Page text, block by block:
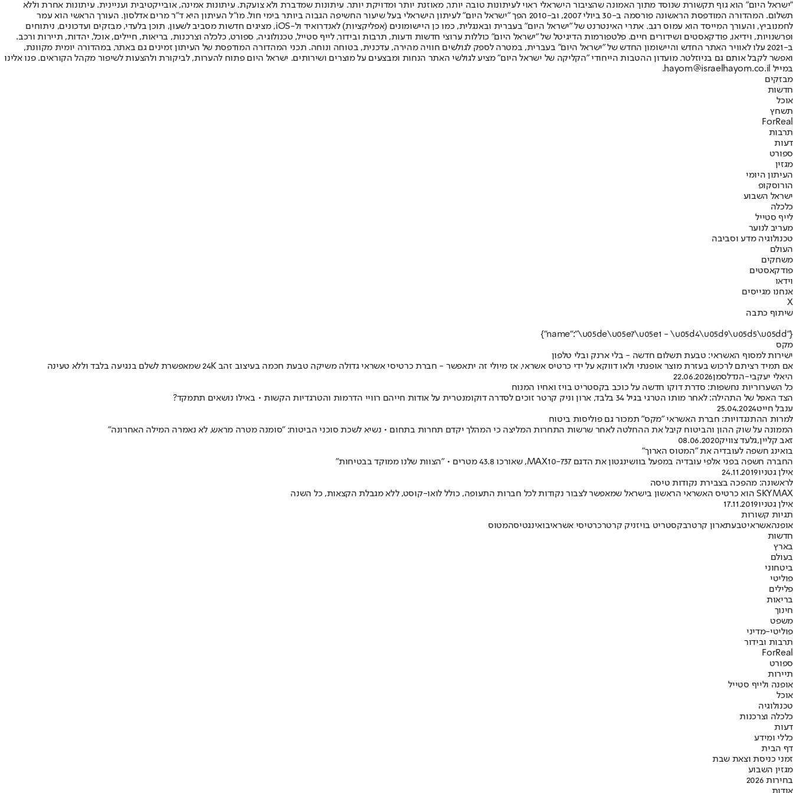
"ישראל היום" הוא גוף תקשורת שנוסד מתוך האמונה שהציבור הישראלי ראוי לעיתונות טובה יותר, מאוזנת יותר ומדויקת יותר. עיתונות שמדברת ולא צועקת. עיתונות אמינה, אובייקטיבית ועניינית. עיתונות אחרת וללא
תשלום. המהדורה המודפסת הראשונה פורסמה ב-30 ביולי 2007, וב-2010 הפך "ישראל היום" לעיתון הישראלי בעל שיעור החשיפה הגבוה ביותר בימי חול. מו"ל העיתון היא ד"ר מרים אדלסון. העורך הראשי הוא עמר
לחמנוביץ, והעורך המייסד הוא עמוס רגב. אתרי האינטרנט של "ישראל היום" בעברית ובאנגלית, כמו כן היישומונים (אפליקציות) לאנדרואיד ול-iOS, מציגים חדשות מסביב לשעון, תוכן בלעדי, מבזקים ועדכונים, ניתוחים
ופרשנויות, וידיאו, פודקאסטים ושידורים חיים. פלטפורמות הדיגיטל של "ישראל היום" כוללות ערוצי חדשות ודעות, תרבות ובידור, לייף סטייל, טכנולוגיה, ספורט, כלכלה וצרכנות, בריאות, חיילים, אוכל, יהדות, תיירות ורכב.
ב-2021 עלו לאוויר האתר החדש והיישומון החדש של "ישראל היום" בעברית, במטרה לספק לגולשים חוויה מהירה, עדכנית, בטוחה ונוחה. תכני המהדורה המודפסת של העיתון זמינים גם באתר, במהדורה יומית מקוונת,
ואפשר לקבל אותם גם בניוזלטר. מועדון ההטבות הייחודי "הקליקה של ישראל היום" מציע לגולשי האתר הנחות ומבצעים על מוצרים ושירותים. ישראל היום פתוח להערות, לביקורת ולהצעות לשיפור מקהל הקוראים. פנו אלינו
במייל hayom@israelhayom.co.il.
מבזקים
חדשות
אוכל
תשחץ
ForReal
תרבות
דעות
ספורט
מגזין
העיתון היומי
הורוסקופ
ישראל השבוע
כלכלה
לייף סטייל
מעריב לנוער
טכנולוגיה מדע וסביבה
העולם
משחקים
פודקאסטים
וידאו
אנחנו מגייסים
X
שיתוף כתבה
{"name":"\u05de\u05e7\u05e1 - \u05d4\u05d9\u05d5\u05dd"}
מקס
ישירות למסוף האשראי: טבעת תשלום חדשה - בלי ארנק ובלי טלפון
אם תמיד רציתם לרכוש בעזרת מוצר אופנתי ולאו דווקא על ידי כרטיס אשראי, אז מיולי זה יתאפשר - חברת כרטיסי אשראי גדולה משיקה טבעת חכמה בעיצוב זהב 24K שמאפשרת לשלם בנגיעה בלבד וללא טעינה
היאלי יעקבי-הנדלסמן22.06.2026
כל השערוריות נחשפות: סדרת דוקו חדשה על כוכב בקסטריט בויז ואחיו המנוח
הצד האפל של התהילה: לאחר מותו הטרגי בגיל 34 בלבד, ארון וניק קרטר זוכים לסדרה דוקומנטרית על אודות חייהם רוויי הדרמות והטרגדיות הקשות • באילו נושאים תתמקד?
ענבל חייט25.04.2024
למרות ההתנגדויות: חברת האשראי "מקס" תמכור גם פוליסות ביטוח
הממונה על שוק ההון והביטוח קיבל את ההחלטה לאחר שרשות התחרות המליצה כי המהלך יקדם תחרות בתחום • נשיא לשכת סוכני הביטוח: "סומנה מטרה מראש, לא נאמרה המילה האחרונה"
זאב קליין,גלעד צוויק08.06.2020
בואינג חשפה לעובדיה את "המטוס הארוך"
החברה חשפה בפני אלפי עובדיה במפעל בוושינגטון את הדגם 737-MAX10, שאורכו 43.8 מטרים • "הצוות שלנו ממוקד בבטיחות"
אילן גטניו24.11.2019
לראשונה: מהפכה בצבירת נקודות טיסה
SKYMAX הוא כרטיס האשראי הראשון בישראל שמאפשר לצבור נקודות לכל חברות התעופה, כולל לואו-קוסט, ללא מגבלת הקצאות, כל השנה
אילן גטניו17.11.2019
תגיות קשורות
אופנהאשראיטבעתארון קרטרבקסטריט בויזניק קרטרכרטיסי אשראיבואינגטיסהמטוס
חדשות
בארץ
בעולם
ביטחוני
פוליטי
פלילים
בריאות
חינוך
משפט
פוליטי-מדיני
תרבות ובידור
ForReal
ספורט
תיירות
אופנה ולייף סטייל
אוכל
טכנולוגיה
כלכלה וצרכנות
דעות
כללי ומידע
דף הבית
זמני כניסת וצאת שבת
מגזין השבוע
בחירות 2026